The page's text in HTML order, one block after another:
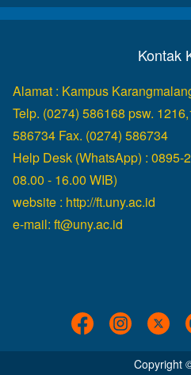
Kontak
Alamat : Kampus
Telp. (0274) 586168 psw.
586734 Fax. (0274) 586734
Help Desk (WhatsApp) : 0895-
08.00 - 16.00 WIB)
website : http://ft.uny.ac.id
e-mail: ft@uny.ac.id
Copyright